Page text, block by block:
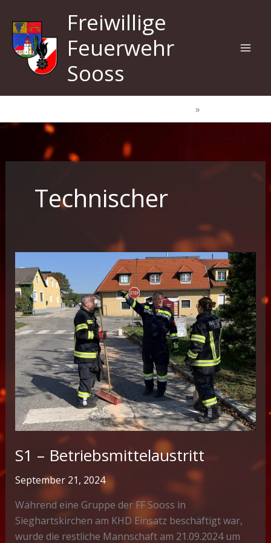
Inhalt
springen
Freiwillige
Feuerwehr
Sooss
Technischer
S1 – Betriebsmittelaustritt
September 21, 2024
Während eine Gruppe der FF Sooss in
Sieghartskirchen am KHD Einsatz beschäftigt war,
wurde die restliche Mannschaft am 21.09.2024 um